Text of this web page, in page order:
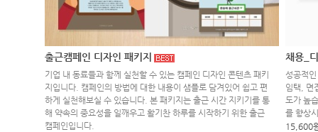
출근캠페인 디자인 패키지
기업 내 동료들과 함께 실천할 수 있는 캠페인 디자인 콘텐츠 패키
지입니다. 캠페인의 방법에 대한 내용이 샘플로 담겨있어 쉽고 편
하게 실천해보실 수 있습니다. 본 패키지는 출근 시간 지키기를 통
해 약속의 중요성을 일깨우고 활기찬 하루를 시작하기 위한 출근
캠페인입니다.
채용_
성공적
임택, 면
도가 높
를 향상
15,600